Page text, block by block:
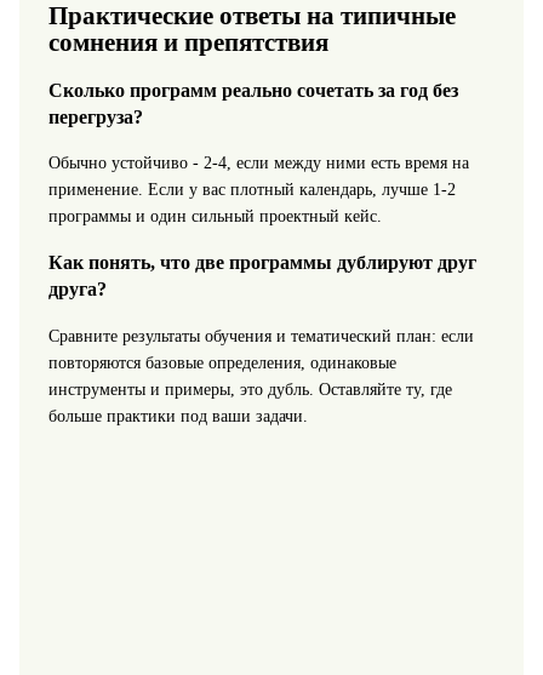
Практические ответы на типичные
сомнения и препятствия
Сколько программ реально сочетать за год без
перегруза?
Обычно устойчиво - 2-4, если между ними есть время на
применение. Если у вас плотный календарь, лучше 1-2
программы и один сильный проектный кейс.
Как понять, что две программы дублируют друг
друга?
Сравните результаты обучения и тематический план: если
повторяются базовые определения, одинаковые
инструменты и примеры, это дубль. Оставляйте ту, где
больше практики под ваши задачи.